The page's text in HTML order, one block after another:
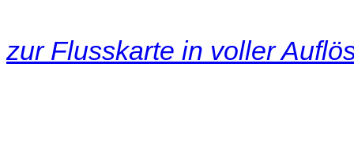
zur Flusskarte in voller